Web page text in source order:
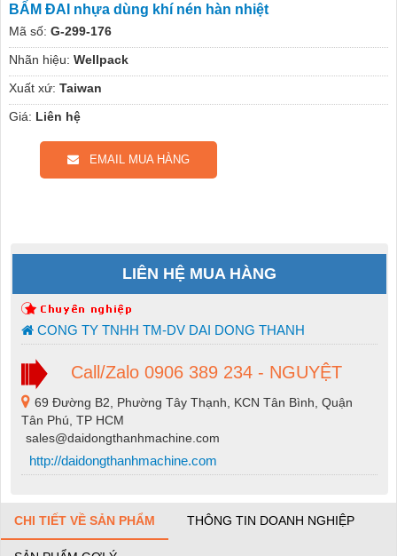
BẤM ĐAI nhựa dùng khí nén hàn nhiệt
Mã số: G-299-176
Nhãn hiệu: Wellpack
Xuất xứ: Taiwan
Giá: Liên hệ
EMAIL MUA HÀNG
LIÊN HỆ MUA HÀNG
CONG TY TNHH TM-DV DAI DONG THANH
Call/Zalo 0906 389 234 - NGUYỆT
69 Đường B2, Phường Tây Thạnh, KCN Tân Bình, Quận
Tân Phú, TP HCM
sales@daidongthanhmachine.com
http://daidongthanhmachine.com
CHI TIẾT VỀ SẢN PHẨM THÔNG TIN DOANH NGHIỆP